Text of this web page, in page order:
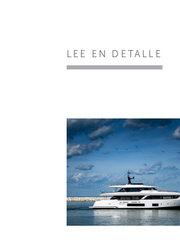
LEE EN DETALLE